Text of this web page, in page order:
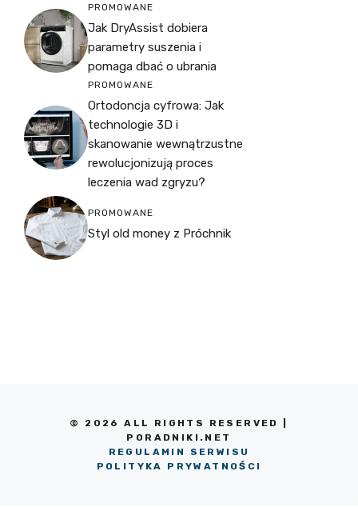
PROMOWANE
Jak DryAssist dobiera
parametry suszenia i
pomaga dbać o ubrania
PROMOWANE
Ortodoncja cyfrowa: Jak
technologie 3D i
skanowanie wewnątrzustne
rewolucjonizują proces
leczenia wad zgryzu?
PROMOWANE
Styl old money z Próchnik
© 2026 ALL RIGHTS RESERVED |
PORADNIKI.NET
REGULAMIN SERWISU
POLITYKA PRYWATNOŚCI